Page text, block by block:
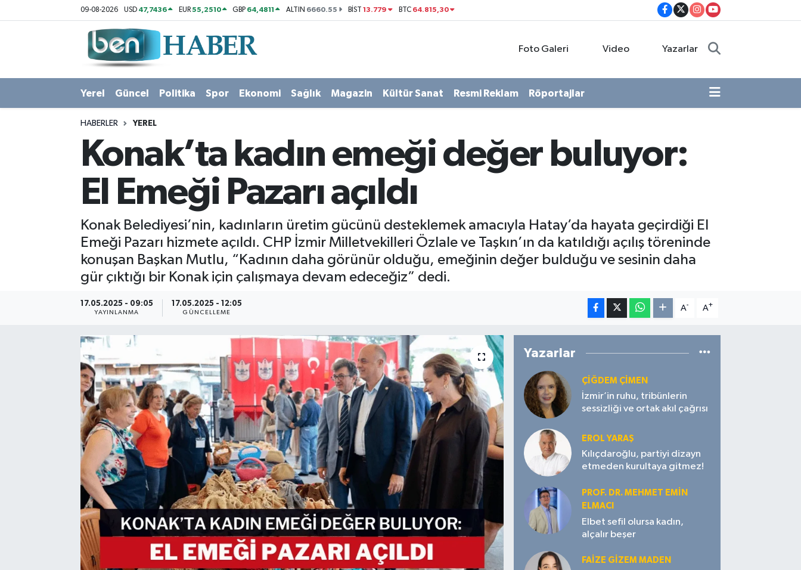
09-08-2026 USD 47,7436 EUR55,2510 GBP 64,4811 ALTIN 6660.55 BİST13.779 BTC 64.815,30
Foto Galeri Video Yazarlar
Yerel Güncel Politika Spor Ekonomi Sağlık Magazin Kültür Sanat Resmi Reklam Röportajlar
HABERLER YEREL
Konak’ta kadın emeği değer buluyor:
El Emeği Pazarı açıldı
Konak Belediyesi’nin, kadınların üretim gücünü desteklemek amacıyla Hatay’da hayata geçirdiği El
Emeği Pazarı hizmete açıldı. CHP İzmir Milletvekilleri Özlale ve Taşkın’ın da katıldığı açılış töreninde
konuşan Başkan Mutlu, “Kadının daha görünür olduğu, emeğinin değer bulduğu ve sesinin daha
gür çıktığı bir Konak için çalışmaya devam edeceğiz” dedi.
17.05.2025 - 09:05
YAYINLANMA
17.05.2025 - 12:05
GÜNCELLEME
A- A+
Yazarlar
ÇIĞDEM ÇIMEN
İzmir’in ruhu, tribünlerin
sessizliği ve ortak akıl çağrısı
EROL YARAŞ
Kılıçdaroğlu, partiyi dizayn
etmeden kurultaya gitmez!
PROF. DR. MEHMET EMIN
ELMACI
Elbet sefil olursa kadın,
alçalır beşer
FAIZE GIZEM MADEN
Politika
Kültür Sanat
Hava Durumu
Süper Lig Puan Durumu ve Fikstür
Son Dakika Haberleri
Haber Arşivi